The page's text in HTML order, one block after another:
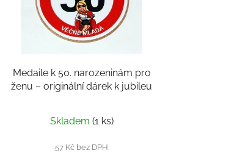
Medaile k 50. narozeninám pro
ženu – originální dárek k jubileu
Skladem (1 ks)
57 Kč bez DPH